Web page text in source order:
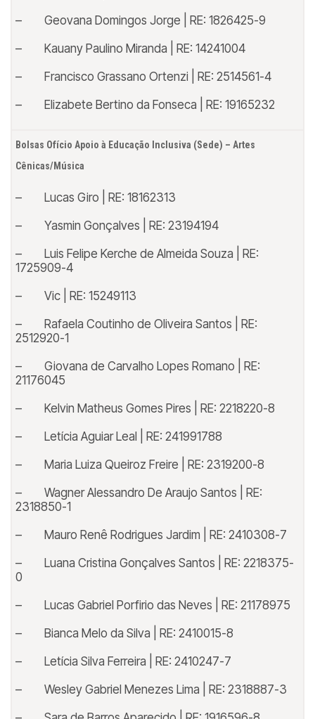
– Geovana Domingos Jorge | RE: 1826425-9
– Kauany Paulino Miranda | RE: 14241004
– Francisco Grassano Ortenzi | RE: 2514561-4
– Elizabete Bertino da Fonseca | RE: 19165232
Bolsas Ofício Apoio à Educação Inclusiva (Sede) – Artes
Cênicas/Música
– Lucas Giro | RE: 18162313
– Yasmin Gonçalves | RE: 23194194
– Luis Felipe Kerche de Almeida Souza | RE:
1725909-4
– Vic | RE: 15249113
– Rafaela Coutinho de Oliveira Santos | RE:
2512920-1
– Giovana de Carvalho Lopes Romano | RE:
21176045
– Kelvin Matheus Gomes Pires | RE: 2218220-8
– Letícia Aguiar Leal | RE: 241991788
– Maria Luiza Queiroz Freire | RE: 2319200-8
– Wagner Alessandro De Araujo Santos | RE:
2318850-1
– Mauro Renê Rodrigues Jardim | RE: 2410308-7
– Luana Cristina Gonçalves Santos | RE: 2218375-
0
– Lucas Gabriel Porfirio das Neves | RE: 21178975
– Bianca Melo da Silva | RE: 2410015-8
– Letícia Silva Ferreira | RE: 2410247-7
– Wesley Gabriel Menezes Lima | RE: 2318887-3